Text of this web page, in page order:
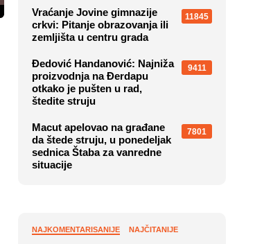
Vraćanje Jovine gimnazije
crkvi: Pitanje obrazovanja ili
zemljišta u centru grada
11845
Đedović Handanović: Najniža
proizvodnja na Đerdapu
otkako je pušten u rad,
štedite struju
9411
Macut apelovao na građane
da štede struju, u ponedeljak
sednica Štaba za vanredne
situacije
7801
NAJKOMENTARISANIJE NAJČITANIJE